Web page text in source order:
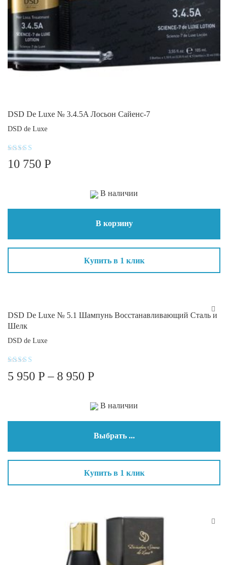
DSD De Luxe № 3.4.5A Лосьон Сайенс-7
DSD de Luxe
Оценка
5.00
10 750 Р
В наличии
В корзину
Купить в 1 клик
DSD De Luxe № 5.1 Шампунь Восстанавливающий Сталь и
Шелк
DSD de Luxe
5.00
5 950 Р– 8 950 Р
В наличии
Выбрать ...
Купить в 1 клик